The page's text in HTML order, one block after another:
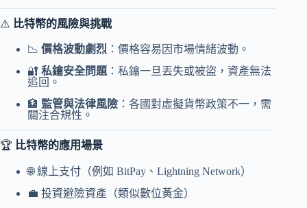
⚠️ 比特幣的風險與挑戰
📉 價格波動劇烈 ：價格容易因市場情緒波動。
🔐 私鑰安全問題 ：私鑰一旦丟失或被盜，資產無法
追回。
🏦 監管與法律風險 ：各國對虛擬貨幣政策不一，需
關注合規性。
🏆 比特幣的應用場景
🌐 線上支付（例如 BitPay、Lightning Network）
💼 投資避險資產（類似數位黃金）